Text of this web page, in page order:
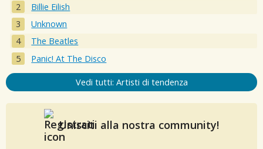
Billie Eilish
Unknown
The Beatles
Panic! At The Disco
Vedi tutti: Artisti di tendenza
Unisciti alla nostra community!